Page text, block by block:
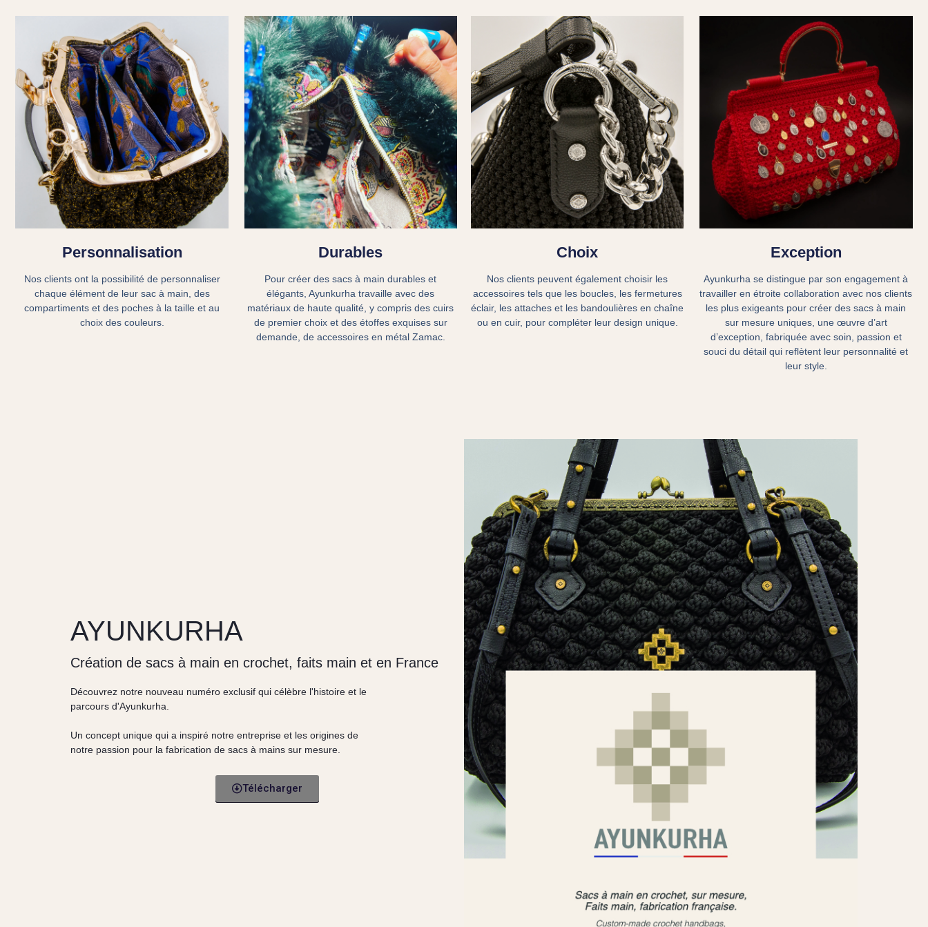
Personnalisation
Nos clients ont la possibilité de personnaliser
chaque élément de leur sac à main, des
compartiments et des poches à la taille et au
choix des couleurs.
Durables
Pour créer des sacs à main durables et
élégants, Ayunkurha travaille avec des
matériaux de haute qualité, y compris des cuirs
de premier choix et des étoffes exquises sur
demande, de accessoires en métal Zamac.
Choix
Nos clients peuvent également choisir les
accessoires tels que les boucles, les fermetures
éclair, les attaches et les bandoulières en chaîne
ou en cuir, pour compléter leur design unique.
Exception
Ayunkurha se distingue par son engagement à
travailler en étroite collaboration avec nos clients
les plus exigeants pour créer des sacs à main
sur mesure uniques, une œuvre d’art
d’exception, fabriquée avec soin, passion et
souci du détail qui reflètent leur personnalité et
leur style.
AYUNKURHA
Création de sacs à main en crochet, faits main et en France
Découvrez notre nouveau numéro exclusif qui célèbre l'histoire et le
parcours d'Ayunkurha.
Un concept unique qui a inspiré notre entreprise et les origines de
notre passion pour la fabrication de sacs à mains sur mesure.
Télécharger